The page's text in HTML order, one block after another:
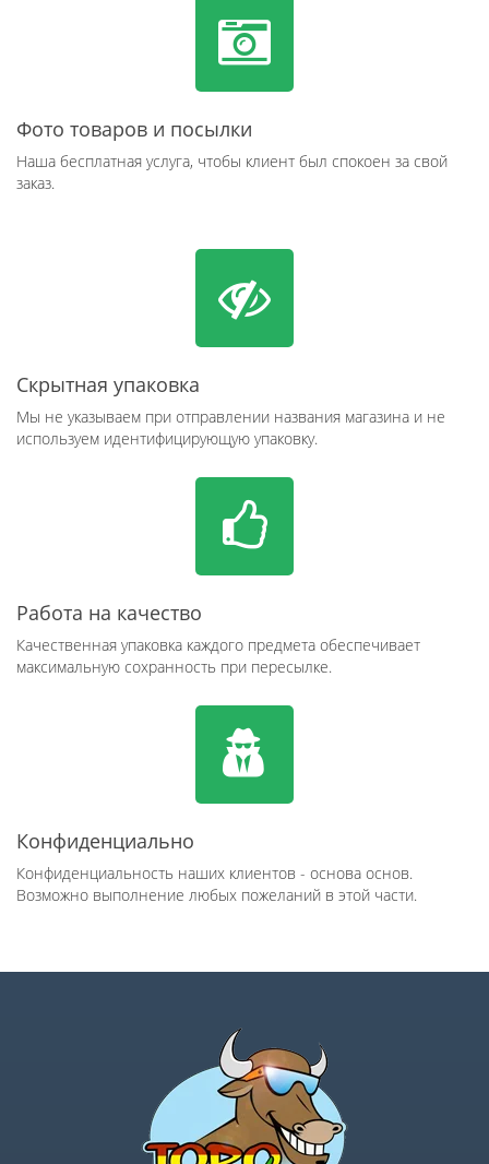
Фото товаров и посылки
Наша бесплатная услуга, чтобы клиент был спокоен за свой
заказ.
Скрытная упаковка
Мы не указываем при отправлении названия магазина и не
используем идентифицирующую упаковку.
Работа на качество
Качественная упаковка каждого предмета обеспечивает
максимальную сохранность при пересылке.
Конфиденциально
Конфиденциальность наших клиентов - основа основ.
Возможно выполнение любых пожеланий в этой части.